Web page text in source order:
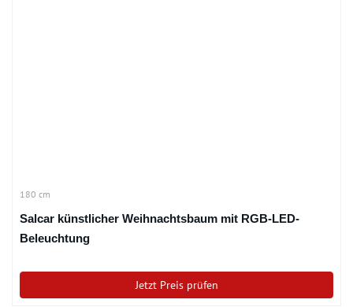
180 cm
Salcar künstlicher Weihnachtsbaum mit RGB-LED-
Beleuchtung
Jetzt Preis prüfen